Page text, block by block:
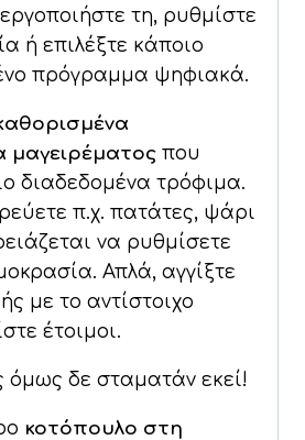
τη, ρυθμίστε
ή επιλέξτε κάποιο
πρόγραμμα ψηφιακά.
που
διαδεδομένα τρόφιμα.
π.χ. πατάτες, ψάρι
να ρυθμίσετε
Απλά, αγγίξτε
με το αντίστοιχο
έτοιμοι.
όμως δε σταματάν εκεί!
κοτόπουλο στη